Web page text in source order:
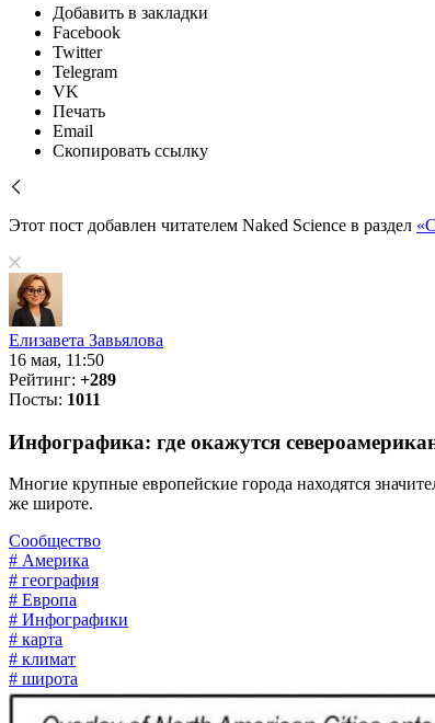
Добавить в закладки
Facebook
Twitter
Telegram
VK
Печать
Email
Скопировать ссылку
Этот пост добавлен читателем Naked Science в раздел
Елизавета Завьялова
16 мая, 11:50
Рейтинг: +289
Посты: 1011
Инфографика: где окажутся
Многие крупные европейские города находятся
же широте.
Сообщество
# Америка
# география
# Европа
# Инфографики
# карта
# климат
# широта